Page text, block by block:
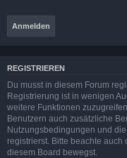
REGISTRIEREN
Du musst in diesem Forum
Registrierung ist in wenigen
weitere Funktionen
Benutzern auch zusätzliche
Nutzungsbedingungen und
registrierst. Bitte beachte
diesem Board bewegst.